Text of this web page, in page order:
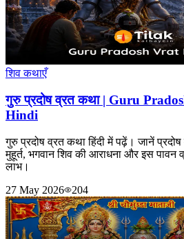
शिव कथाएँ
गुरु प्रदोष व्रत कथा | Guru
Hindi
गुरु प्रदोष व्रत कथा हिंदी में पढ़ें। जानें
मुहूर्त, भगवान शिव की आराधना और इस पावन
लाभ।
27 May 2026
204